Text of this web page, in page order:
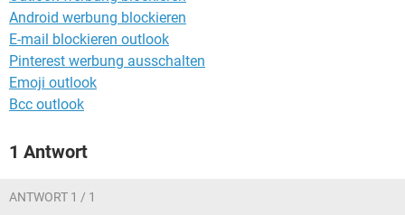
Android werbung blockieren
E-mail blockieren outlook
Pinterest werbung ausschalten
Emoji outlook
Bcc outlook
1 Antwort
ANTWORT 1 / 1